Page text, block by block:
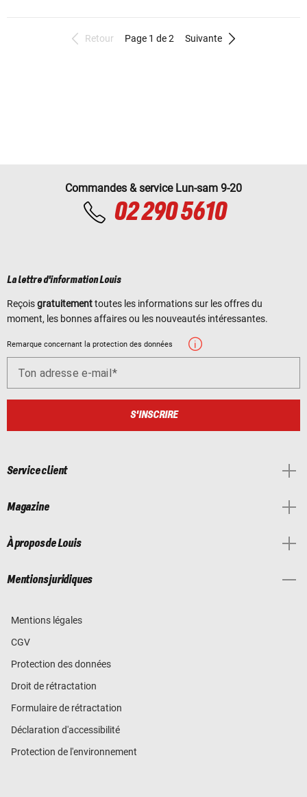
Retour Page 1 de 2 Suivante
Commandes & service Lun-sam 9-20
02 290 5610
La lettre d'information Louis
Reçoisgratuitementtoutes les informations sur les offres du
moment, les bonnes affaires ou les nouveautés intéressantes.
Remarque concernant la protection des données
Ton adresse e-mail
S'INSCRIRE
Service client
Magazine
À propos de Louis
Mentions juridiques
Mentions légales
CGV
Protection des données
Droit de rétractation
Formulaire de rétractation
Déclaration d'accessibilité
Protection de l'environnement